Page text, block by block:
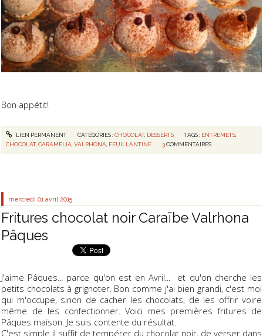
Bon appétit!
LIEN PERMANENT CATÉGORIES :CHOCOLAT, DESSERTS TAGS : ENTREMETS,
CHOCOLAT,CARAMELIA,VALRHONA, FEUILLANTINE 3 COMMENTAIRES
mercredi 01 avril 2015
Fritures chocolat noir Caraïbe Valrhona
Pâques
J'aime Pâques... parce qu'on est en Avril... et qu'on cherche les
petits chocolats à grignoter. Bon comme j'ai bien grandi, c'est moi
qui m'occupe, sinon de cacher les chocolats, de les offrir voire
même de les confectionner. Voici mes premières fritures de
Pâques maison. Je suis contente du résultat.
C'est simple il suffit de tempérer du chocolat noir, de verser dans